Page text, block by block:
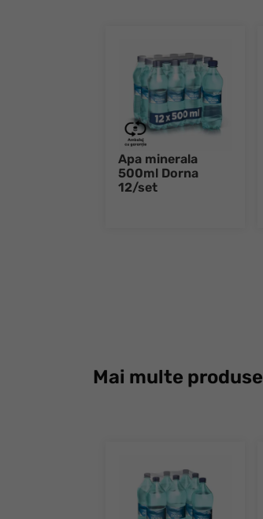
Apa minerala
500ml Dorna
12/set
Mai multe produse